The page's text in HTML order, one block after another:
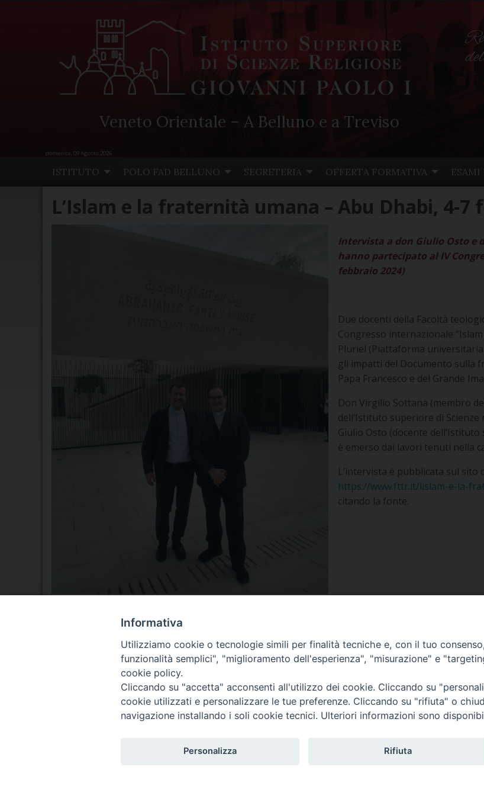
Veneto Orientale – A Belluno e a Treviso
domenica, 09 Agosto 2026
ISTITUTO POLO FAD BELLUNO SEGRETERIA OFFERTA FORMATIVA ESAMI
L’Islam e la fraternità umana – Abu Dhabi, 4-7
Intervista a don Giulio Osto e
hanno partecipato al IV
febbraio 2024)
Due docenti della Facoltà
Congresso internazionale
Pluriel (Piattaforma
gli impatti del Documento sulla
Papa Francesco e del Grande
Don Virgilio Sottana (membro
dell’Istituto superiore di
Giulio Osto (docente
è emerso dai lavori tenuti nella
L’intervista è pubblicata sul
https://www.fttr.it/lislam-e-la-
citando la fonte.
Seminario Vescovile di Treviso
p.tta Benedetto XI, 2
Veneto Orientale – A Belluno e a Treviso
Informativa
Utilizziamo cookie o tecnologie simili per finalità tecniche e, con il tuo
funzionalità semplici", "miglioramento dell'esperienza", "misurazione" e
cookie policy.
Cliccando su "accetta" acconsenti all'utilizzo dei cookie. Cliccando su
cookie utilizzati e personalizzare le tue preferenze. Cliccando su "rifiuta" o
navigazione installando i soli cookie tecnici. Ulteriori informazioni sono
Personalizza Rifiuta